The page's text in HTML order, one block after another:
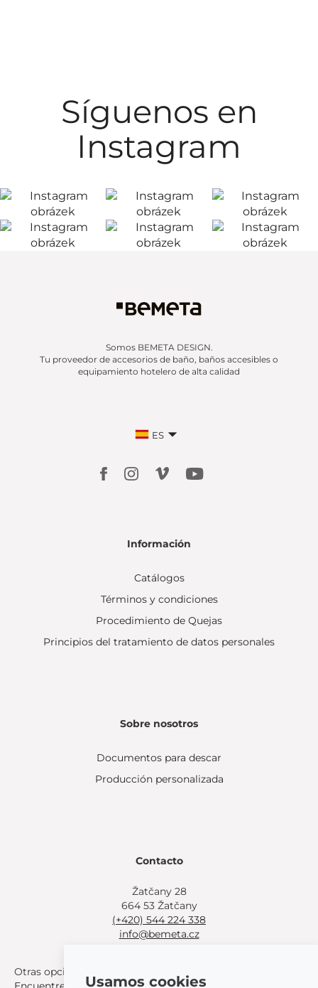
Síguenos en
Instagram
Somos BEMETA DESIGN.
Tu proveedor de accesorios de baño, baños accesibles o
equipamiento hotelero de alta calidad
ES
Información
Catálogos
Términos y condiciones
Procedimiento de Quejas
Principios del tratamiento de datos personales
Sobre nosotros
Documentos para descar
Producción personalizada
Contacto
Žatčany 28
664 53 Žatčany
(+420) 544 224 338
info@bemeta.cz
Otras opciones de compra:
Usamos cookies